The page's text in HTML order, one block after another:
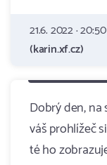
21.6. 2022 ·
(karin.xf.cz)
Dobrý den, na
váš prohlížeč
té ho